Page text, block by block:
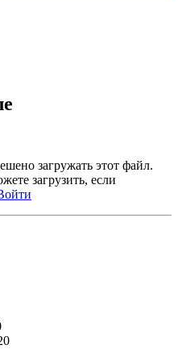
загружать этот файл.
загрузить, если